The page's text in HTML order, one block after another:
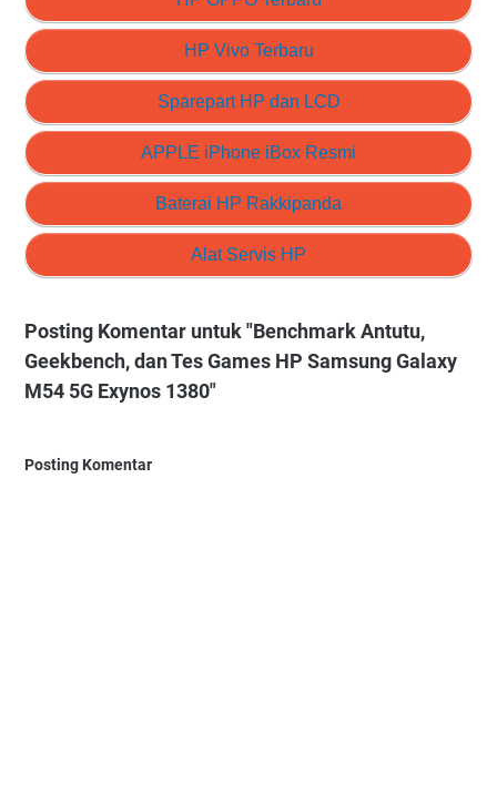
HP Vivo Terbaru
Sparepart HP dan LCD
APPLE iPhone iBox Resmi
Baterai HP Rakkipanda
Alat Servis HP
Posting Komentar untuk "Benchmark Antutu,
Geekbench, dan Tes Games HP Samsung Galaxy
M54 5G Exynos 1380"
Posting Komentar